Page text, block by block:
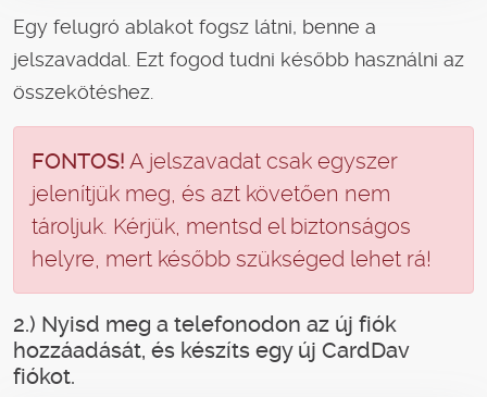
Egy felugró ablakot fogsz látni, benne a
jelszavaddal. Ezt fogod tudni később használni az
összekötéshez.
FONTOS! A jelszavadat csak egyszer
jelenítjük meg, és azt követően nem
tároljuk. Kérjük, mentsd el biztonságos
helyre, mert később szükséged lehet rá!
2.) Nyisd meg a telefonodon az új fiók
hozzáadását, és készíts egy új CardDav
fiókot.